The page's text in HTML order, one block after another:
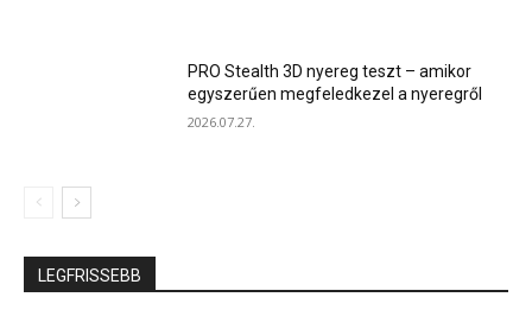
PRO Stealth 3D nyereg teszt – amikor
egyszerűen megfeledkezel a nyeregről
2026.07.27.
LEGFRISSEBB